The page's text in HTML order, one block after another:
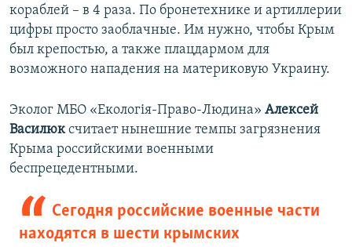
кораблей – в 4 раза. По бронетехнике и артиллерии
цифры просто заоблачные. Им нужно, чтобы Крым
был крепостью, а также плацдармом для
возможного нападения на материковую Украину.
Эколог МБО «Екологія-Право-Людина» Алексей
Василюксчитает нынешние темпы загрязнения
Крыма российскими военными
беспрецедентными.
Сегодня российские военные части
находятся в шести крымских